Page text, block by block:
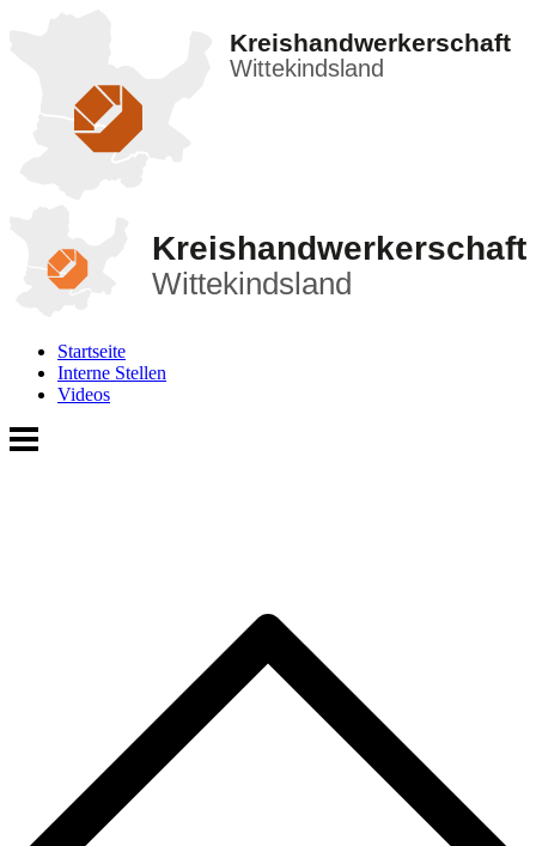
Kreishandwerkerschaft
Wittekindsland
Kreishandwerkerschaft
Wittekindsland
Startseite
Interne Stellen
Videos